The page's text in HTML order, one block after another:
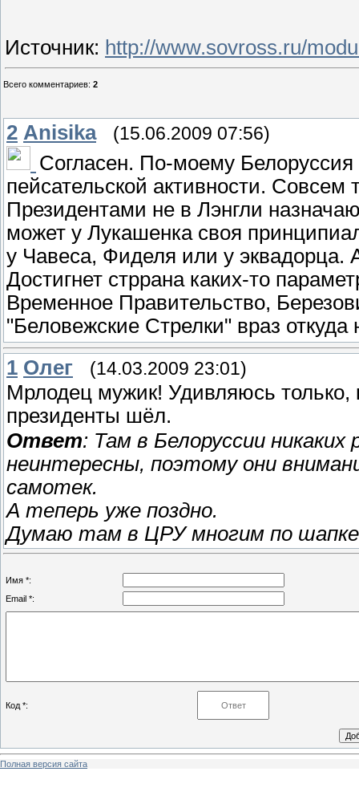
Источник: http://www.sovross.ru/
Всего комментариев: 2
2 Anisika (15.06.2009 07:56)
Согласен. По-моему
пейсательской активности.
Президентами не в Лэнгли
может у Лукашенка своя
у Чавеса, Фиделя или у
Достигнет стррана каких-то
Временное Правительство,
"Беловежские Стрелки" враз
1 Олег (14.03.2009 23:01)
Мрлодец мужик! Удивляюсь только,
президенты шёл.
Ответ: Там в Белоруссии
неинтересны, поэтому они
самотек.
А теперь уже поздно.
Думаю там в ЦРУ многим по шапке
Имя *:
Email *:
Код *:
Полная версия сайта